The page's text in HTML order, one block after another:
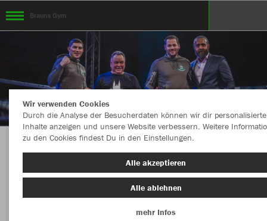
Brauns Gym
Sport lässt uns Leben!
Wir verwenden Cookies
Durch die Analyse der Besucherdaten können wir dir personalisierte
Inhalte anzeigen und unsere Website verbessern. Weitere
zu den Cookies findest Du in den Einstellungen.
Alle akzeptieren
Alle ablehnen
mehr Infos